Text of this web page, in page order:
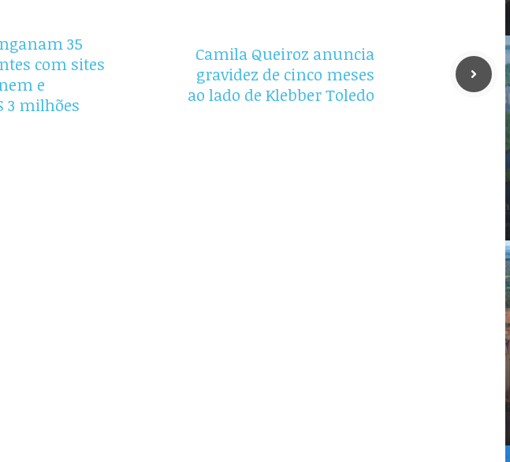
35
com sites
e
3 milhões
Camila Queiroz anuncia
gravidez de cinco meses
ao lado de Klebber Toledo